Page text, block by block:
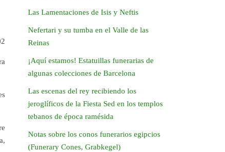
Las Lamentaciones de Isis y Neftis
Nefertari y su tumba en el Valle de las
Reinas
¡Aquí estamos! Estatuillas funerarias de
algunas colecciones de Barcelona
Las escenas del rey recibiendo los
jeroglíficos de la Fiesta Sed en los templos
tebanos de época ramésida
Notas sobre los conos funerarios egipcios
(Funerary Cones, Grabkegel)